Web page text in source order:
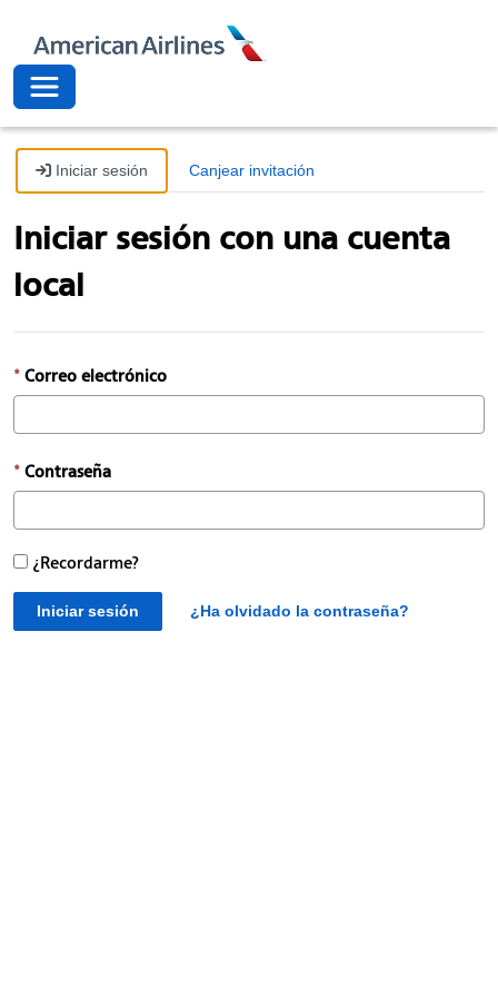
Toggle navigation
Iniciar sesión Canjear invitación
Iniciar sesión con una cuenta
local
Correo electrónico
Contraseña
¿Recordarme?
Iniciar sesión ¿Ha olvidado la contraseña?